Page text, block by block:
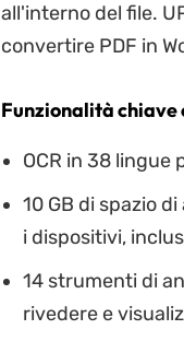
all'interno del file.
convertire PDF in
Funzionalità chiave
OCR in 38 lingue
10 GB di spazio
i dispositivi,
14 strumenti di
rivedere e